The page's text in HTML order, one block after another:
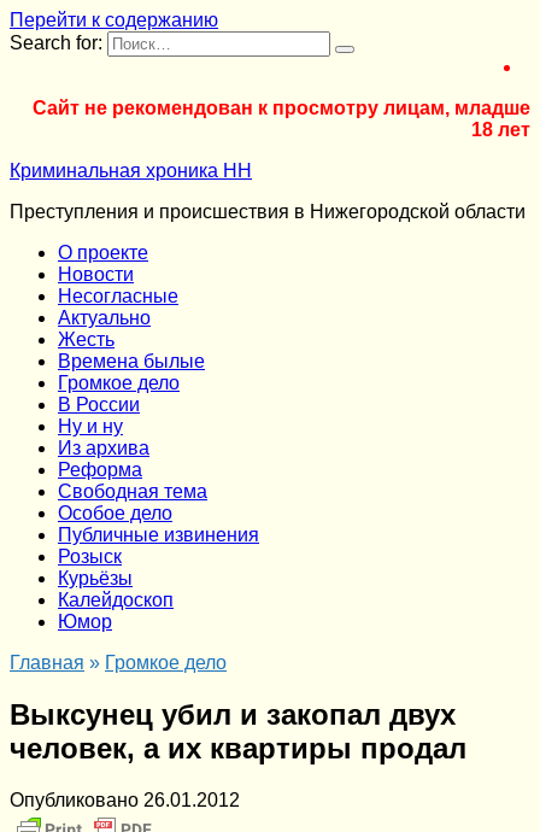
Перейти к содержанию
Search for:
Сайт не рекомендован к просмотру лицам, младше
18 лет
Криминальная хроника НН
Преступления и происшествия в Нижегородской области
О проекте
Новости
Несогласные
Актуально
Жесть
Времена былые
Громкое дело
В России
Ну и ну
Из архива
Реформа
Cвободная тема
Особое дело
Публичные извинения
Розыск
Курьёзы
Калейдоскоп
Юмор
Главная » Громкое дело
Выксунец убил и закопал двух
человек, а их квартиры продал
Опубликовано 26.01.2012